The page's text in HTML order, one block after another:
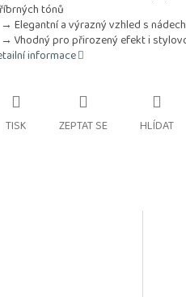
tónů
Elegantní a výrazný vzhled s
Vhodný pro přirozený efekt i
informace
TISK ZEPTAT SE HLÍDAT